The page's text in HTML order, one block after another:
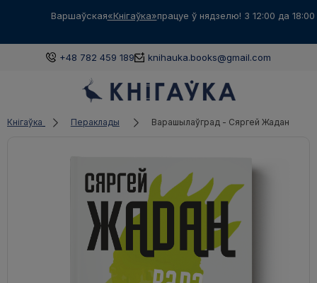
Варшаўская«Кнігаўка»працуе ў нядзелю! З 12:00 да 18:00
+48 782 459 189 knihauka.books@gmail.com
Кнігаўка Пераклады Варашылаўград - Сяргей Жадан